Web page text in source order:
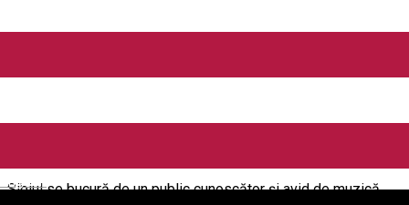
English
Sibiul se bucură de un public cunoscător și avid de muzică